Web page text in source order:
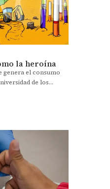
la heroína
genera el consumo
de los